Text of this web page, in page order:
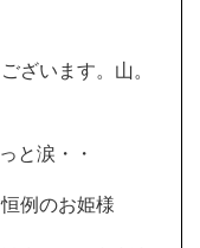
ざいます。山。
と涙・・
例のお姫様